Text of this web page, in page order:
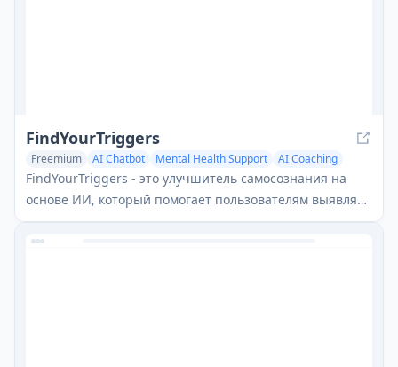
FindYourTriggers
Freemium AI Chatbot Mental Health Support AI Coaching
FindYourTriggers - это улучшитель самосознания на
основе ИИ, который помогает пользователям выявлять
и обрабатывать свои эмоциональные триггеры для
улучшения психического здоровья и личного роста.